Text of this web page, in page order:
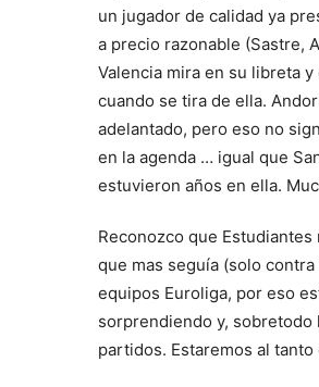
un jugador de calidad ya
a precio razonable (Sastre,
Valencia mira en su libreta
cuando se tira de ella.
adelantado, pero eso no
en la agenda … igual que
estuvieron años en ella.
Reconozco que
que mas seguía (solo
equipos Euroliga, por eso
sorprendiendo y, sobretodo
partidos. Estaremos al tanto